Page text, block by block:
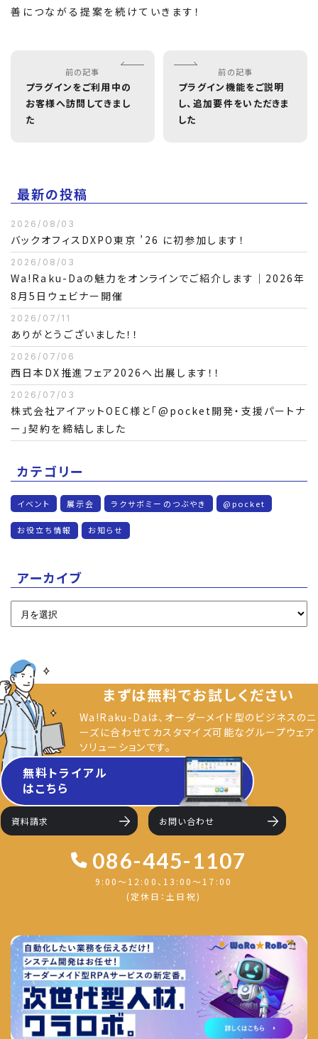
善につながる提案を続けていきます！
前の記事
プラグインをご利用中の
お客様へ訪問してきまし
た
前の記事
プラグイン機能をご説明
し、追加要件をいただきま
した
最新の投稿
2026/08/03
バックオフィスDXPO東京 ’26 に初参加します！
2026/08/03
Wa!Raku-Daの魅力をオンラインでご紹介します｜2026年
8月5日ウェビナー開催
2026/07/11
ありがとうございました！！
2026/07/06
西日本DX推進フェア2026へ出展します！！
2026/07/03
株式会社アイアットOEC様と「@pocket開発・支援パートナ
ー」契約を締結しました
カテゴリー
イベント 展示会 ラクサボミーのつぶやき @pocket
お役立ち情報 お知らせ
アーカイブ
まずは無料でお試しください
Wa!Raku-Daは、オーダーメイド型のビジネスのニ
ーズに合わせてカスタマイズ可能なグループウェア
ソリューションです。
無料トライアル
はこちら
資料請求 お問い合わせ
086-445-1107
9:00～12:00、13:00〜17:00
(定休日：土日祝)